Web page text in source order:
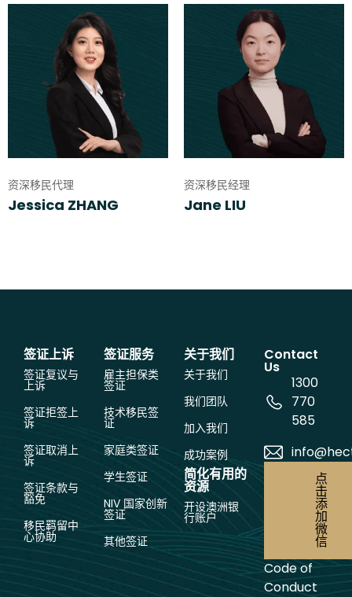
资深移民代理
Jessica ZHANG
资深移民经理
Jane LIU
签证上诉
签证复议与
上诉
签证拒签上
诉
签证取消上
诉
签证条款与
豁免
移民羁留中
心协助
签证服务
雇主担保类
签证
技术移民签
证
家庭类签证
学生签证
NIV 国家创新
签证
其他签证
关于我们
关于我们
我们团队
加入我们
成功案例
简化有用的
资源
开设澳洲银
行账户
Contact
Us
1300
770
585
点
击
添
加
微
信
Code of
Conduct